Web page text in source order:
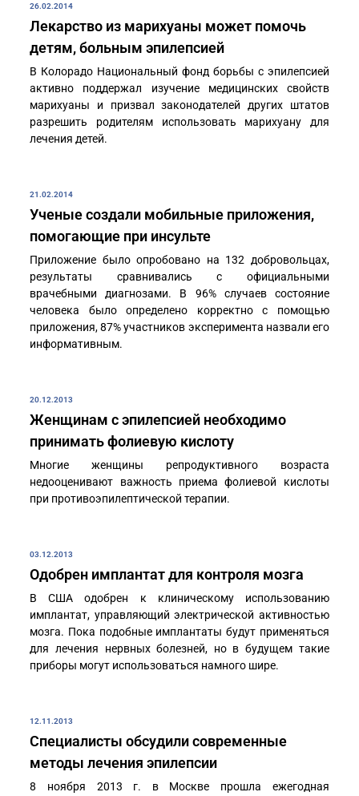
26.02.2014
Лекарство из марихуаны может помочь
детям, больным эпилепсией
В Колорадо Национальный фонд борьбы с эпилепсией
активно поддержал изучение медицинских свойств
марихуаны и призвал законодателей других штатов
разрешить родителям использовать марихуану для
лечения детей.
21.02.2014
Ученые создали мобильные приложения,
помогающие при инсульте
Приложение было опробовано на 132 добровольцах,
результаты сравнивались с официальными
врачебными диагнозами. В 96% случаев состояние
человека было определено корректно с помощью
приложения, 87% участников эксперимента назвали его
информативным.
20.12.2013
Женщинам с эпилепсией необходимо
принимать фолиевую кислоту
Многие женщины репродуктивного возраста
недооценивают важность приема фолиевой кислоты
при противоэпилептической терапии.
03.12.2013
Одобрен имплантат для контроля мозга
В США одобрен к клиническому использованию
имплантат, управляющий электрической активностью
мозга. Пока подобные имплантаты будут применяться
для лечения нервных болезней, но в будущем такие
приборы могут использоваться намного шире.
12.11.2013
Специалисты обсудили современные
методы лечения эпилепсии
8 ноября 2013 г. в Москве прошла ежегодная